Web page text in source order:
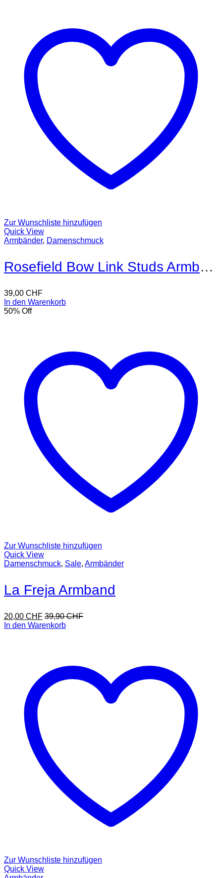
Zur Wunschliste hinzufügen
Quick View
Armbänder, Damenschmuck
Rosefield Bow Link Studs Armband
39,00 CHF
In den Warenkorb
50% Off
Zur Wunschliste hinzufügen
Quick View
Damenschmuck, Sale, Armbänder
La Freja Armband
20,00 CHF 39,90CHF
In den Warenkorb
Zur Wunschliste hinzufügen
Quick View